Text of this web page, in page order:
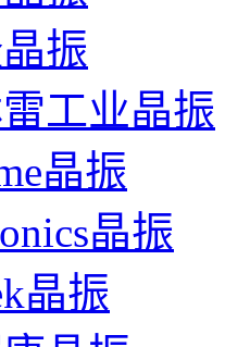
振
工业晶振
晶振
晶振
晶振